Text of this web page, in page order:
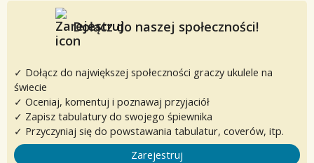
Dołącz do naszej społeczności!
✓ Dołącz do największej społeczności graczy ukulele na
świecie
✓ Oceniaj, komentuj i poznawaj przyjaciół
✓ Zapisz tabulatury do swojego śpiewnika
✓ Przyczyniaj się do powstawania tabulatur, coverów, itp.
Zarejestruj